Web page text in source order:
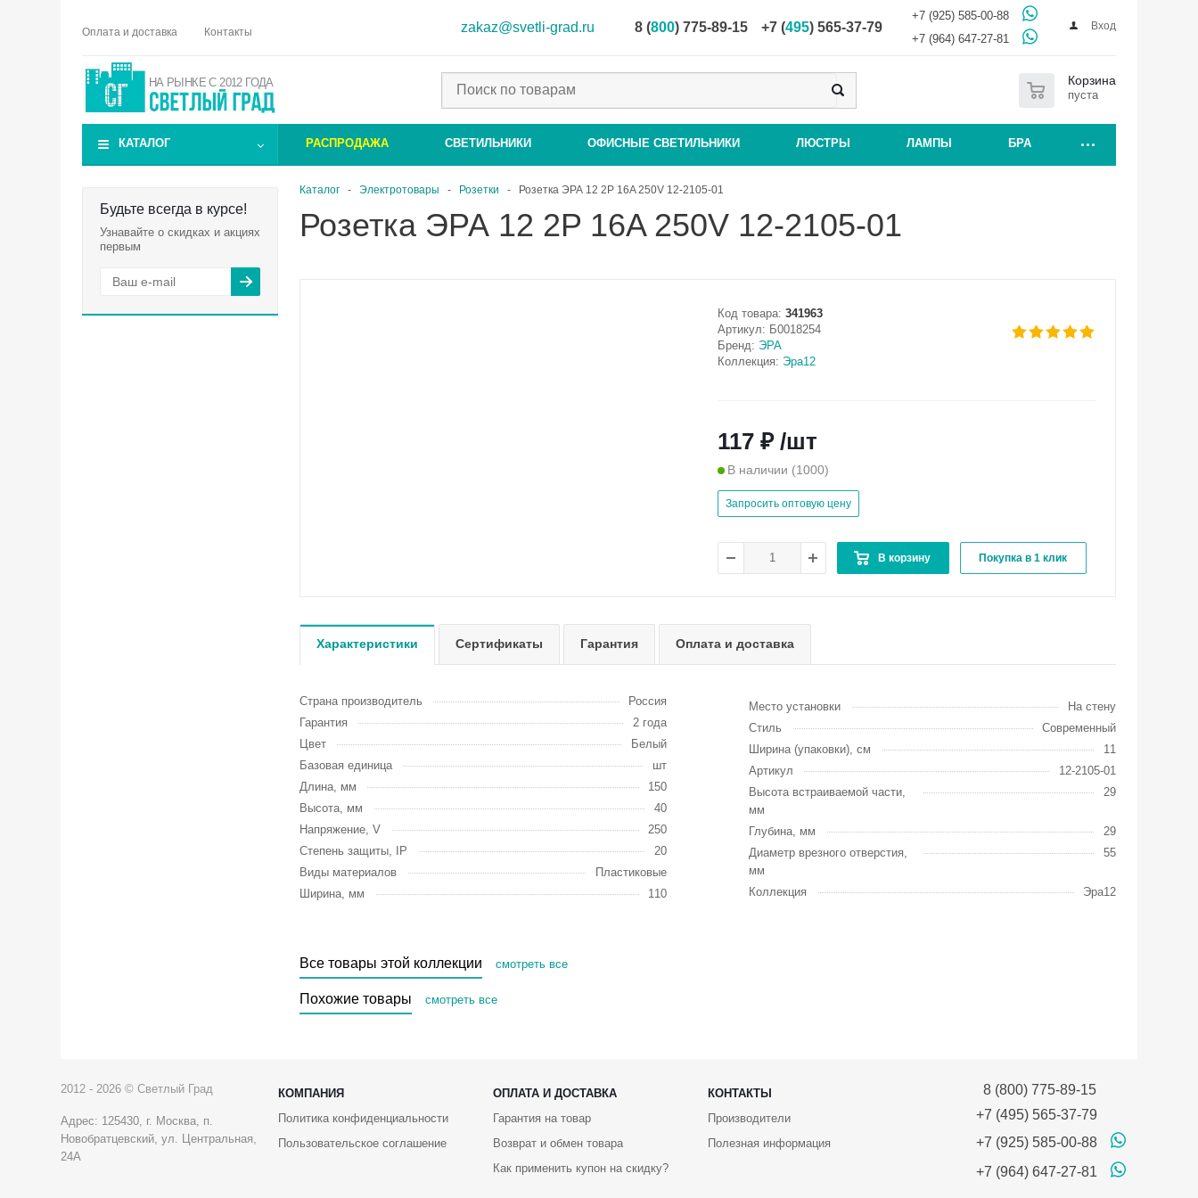
Оплата и доставка Контакты zakaz@svetli-grad.ru 8 (800) 775-89-15 +7 (495) 565-37-79
+7 (925) 585-00-88
+7 (964) 647-27-81
Вход
НА РЫНКЕ С 2012 ГОДА Корзина
пуста
КАТАЛОГ РАСПРОДАЖА СВЕТИЛЬНИКИ ОФИСНЫЕ СВЕТИЛЬНИКИ ЛЮСТРЫ ЛАМПЫ БРА
Будьте всегда в курсе!
Узнавайте о скидках и акциях
первым
Каталог - Электротовары - Розетки - Розетка ЭРА 12 2P 16A 250V 12-2105-01
Розетка ЭРА 12 2P 16A 250V 12-2105-01
Код товара: 341963
Артикул: Б0018254
Бренд: ЭРА
Коллекция: Эра12
117 ₽ /шт
В наличии (1000)
Запросить оптовую цену
В корзину Покупка в 1 клик
Характеристики Сертификаты Гарантия Оплата и доставка
Страна производитель
Россия
Гарантия
2 года
Цвет
Белый
Базовая единица
шт
Длина, мм
150
Высота, мм
40
Напряжение, V
250
Степень защиты, IP
20
Виды материалов
Пластиковые
Ширина, мм
110
Место установки
На стену
Стиль
Современный
Ширина (упаковки), см
11
Артикул
12-2105-01
Высота встраиваемой части,
мм
29
Глубина, мм
29
Диаметр врезного отверстия,
мм
55
Коллекция Эра12
Все товары этой коллекции смотреть все
Похожие товары смотреть все
2012 - 2026 © Светлый Град
Адрес: 125430, г. Москва, п.
Новобратцевский, ул. Центральная,
24А
КОМПАНИЯ ОПЛАТА И ДОСТАВКА
КОНТАКТЫ
Политика конфиденциальности
Пользовательское соглашение
Гарантия на товар
Возврат и обмен товара
Как применить купон на скидку?
Производители
Полезная информация
8 (800) 775-89-15
+7 (495) 565-37-79
+7 (925) 585-00-88
+7 (964) 647-27-81